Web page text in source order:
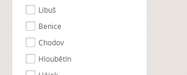
Libuš
Benice
Chodov
Hloubětín